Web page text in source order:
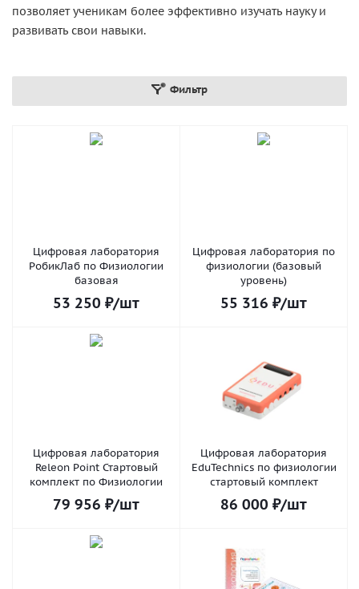
позволяет ученикам более эффективно изучать науку и
развивать свои навыки.
Фильтр
Цифровая лаборатория
РобикЛаб по Физиологии
базовая
53 250 ₽/шт
Цифровая лаборатория по
физиологии (базовый
уровень)
55 316 ₽/шт
Цифровая лаборатория
Releon Point Стартовый
комплект по Физиологии
79 956 ₽/шт
Цифровая лаборатория
EduTechnics по физиологии
стартовый комплект
86 000 ₽/шт